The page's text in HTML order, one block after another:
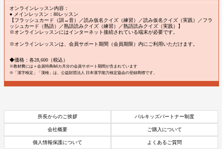
オンラインレッスン内容：
● メインレッスン：80レッスン
【フラッシュカード（訓→音）／読み仮名クイズ（練習）／読み仮名クイズ（実践）／フラ
ッシュカード（熟語）／熟語読みクイズ（練習）／熟語読みクイズ（実践）】
※オンラインレッスンにはインターネット接続されている端末が必要です。
※オンラインレッスンは、会員サポート期間（会員期限）内にご利用いただけます。
◆価格：各28,600（税込）
※教材費には＋会員特典&6カ月分の会員サポート期間が含まれています
※「漢字検定」「漢検」は、公益財団法人 日本漢字能力検定協会の登録商標です。
所長からのご挨拶 パルキッズパートナー制度
会社概要 ご購入について
個人情報保護について よくあるご質問